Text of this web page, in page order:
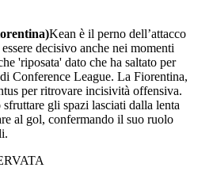
Kean è il perno dell’attacco
decisivo anche nei momenti
'riposata' dato che ha saltato per
Conference League. La Fiorentina,
per ritrovare incisività offensiva.
gli spazi lasciati dalla lenta
al gol, confermando il suo ruolo